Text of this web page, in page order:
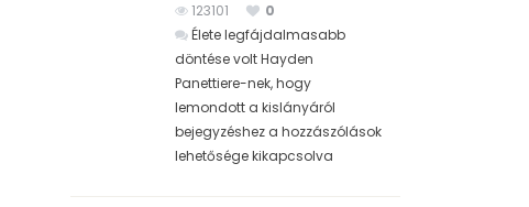
123101
0
Élete legfájdalmasabb
döntése volt Hayden
Panettiere-nek, hogy
lemondott a kislányáról
bejegyzéshez a hozzászólások
lehetősége kikapcsolva